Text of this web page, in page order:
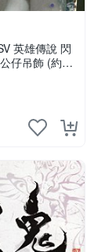
英雄傳說 閃
仔吊飾 (約13